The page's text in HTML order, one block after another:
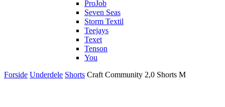
ProJob
Seven Seas
Storm Textil
Teejays
Texet
Tenson
You
Forside Underdele Shorts Craft Community 2,0 Shorts M